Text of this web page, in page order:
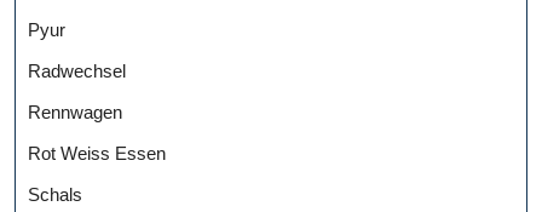
Pyur
Radwechsel
Rennwagen
Rot Weiss Essen
Schals